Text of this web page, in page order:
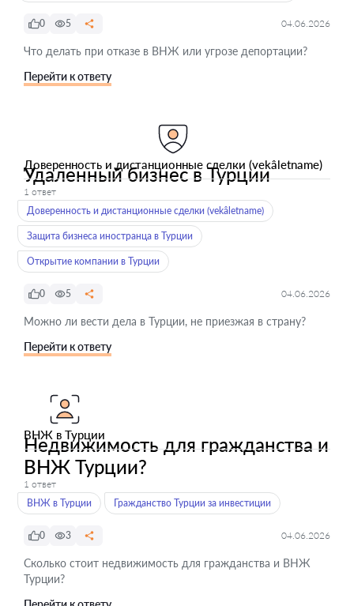
0 5 04.06.2026
Что делать при отказе в ВНЖ или угрозе депортации?
Перейти к ответу
Доверенность и дистанционные сделки (vekâletname)
Удаленный бизнес в Турции
1 ответ
Доверенность и дистанционные сделки (vekâletname)
Защита бизнеса иностранца в Турции
Открытие компании в Турции
0 5 04.06.2026
Можно ли вести дела в Турции, не приезжая в страну?
Перейти к ответу
ВНЖ в Турции
Недвижимость для гражданства и
ВНЖ Турции?
1 ответ
ВНЖ в Турции
Гражданство Турции за инвестиции
0 3 04.06.2026
Сколько стоит недвижимость для гражданства и ВНЖ
Турции?